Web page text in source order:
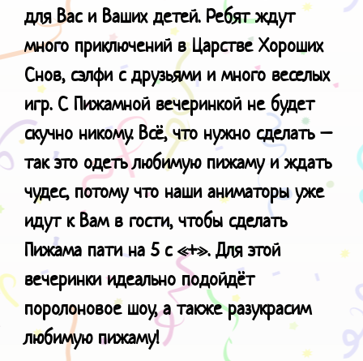
для Вас и Ваших детей. Ребят ждут
много приключений в Царстве Хороших
Снов, сэлфи с друзьями и много веселых
игр. С Пижамной вечеринкой не будет
скучно никому. Всё, что нужно сделать –
так это одеть любимую пижаму и ждать
чудес, потому что наши аниматоры уже
идут к Вам в гости, чтобы сделать
Пижама пати на 5 с «+».Для этой
вечеринки идеально подойдёт
поролоновое шоу, а также разукрасим
любимую пижаму!